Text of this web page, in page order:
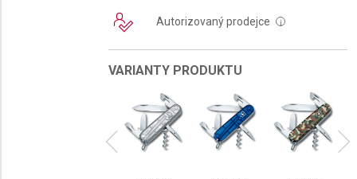
Autorizovaný prodejce i
VARIANTY PRODUKTU